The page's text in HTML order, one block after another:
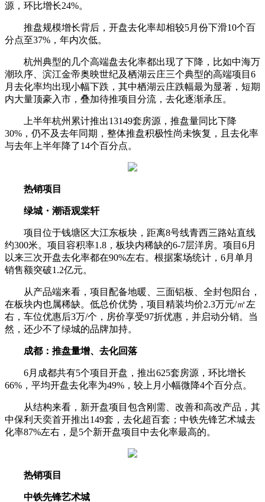
源，环比增长24%。
推盘规模增长背后，开盘去化率却相较5月份下滑10个百
分点至37%，年内次低。
杭州典型的几个高端盘去化率都出现了下降，比如中海万
潮玖序、滨江金帝奥映世纪及栖湖云庄三个典型的高端项目6
月去化率均出现小幅下跌，其中栖湖云庄跌幅最为显著，短期
内大量顶豪入市，叠加待推项目分流，去化逐渐承压。
上半年杭州累计推出13149套房源，推盘量同比下降
30%，仍不及去年同期，整体推盘积极性尚未恢复，且去化率
与去年上半年降了14个百分点。
热销项目
绿城・潮语观棠轩
项目位于钱塘区大江东板块，距离8号线青西三路站直线
约300米。项目容积率1.8，板块内稀缺的6-7层洋房。项目6月
以来三次开盘去化率都在90%左右。根据案场统计，6月单月
销售额突破1.2亿元。
从产品端来看，项目配备地暖、三面铝板、全封包阳台，
在板块内也属稀缺。低总价优势，项目精装均价2.3万元/㎡左
右，车位优惠后3万/个，房价享受97折优惠，并启动分销。当
然，还少不了绿城的品牌加持。
成都：推盘量增、去化回落
6月成都共有5个项目开盘，推出625套房源，环比增长
66%，平均开盘去化率为49%，较上月小幅微降4个百分点。
从结构来看，新开盘项目包含刚需、改善和高改产品，其
中保利天奕首开推出149套，去化超百套；中铁先锋艺术城去
化率87%左右，是5个新开盘项目中去化率最高的。
热销项目
中铁先锋艺术城